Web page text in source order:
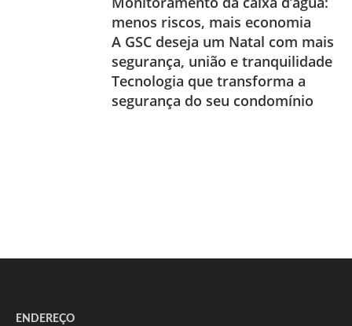
menos riscos, mais economia
A GSC deseja um Natal com mais
segurança, união e tranquilidade
Tecnologia que transforma a
segurança do seu condomínio
ENDEREÇO